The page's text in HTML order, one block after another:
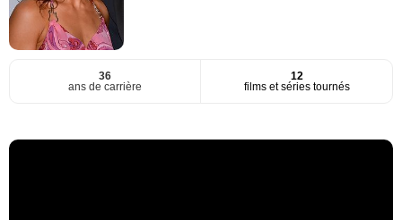
36
ans de carrière
12
films et séries tournés